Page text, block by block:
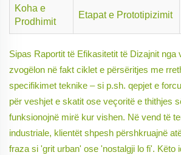
Koha e
Prodhimit
Etapat e Prototipizimit
Sipas Raportit të Efikasitetit të Dizajnit nga
zvogëlon në fakt ciklet e përsëritjes me
specifikimet teknike – si p.sh. qepjet e
për veshjet e skatit ose veçoritë e thithjes
funksionojnë mirë kur vishen. Në vend të
industriale, klientët shpesh përshkruajnë
fraza si 'grit urban' ose 'nostalgji lo fi'. Këto